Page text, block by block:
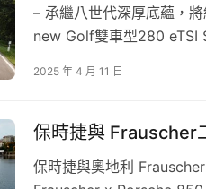
技人才、大學生與來自各國
化，並安排趣味陸上龍舟賽
– 承繼八世代深厚底蘊，
new Golf雙車型280 eTSI
僅量身訂製在地化繁體
2025 年 4 月 11 日
保時捷與 Frauscher
保時捷與奧地利